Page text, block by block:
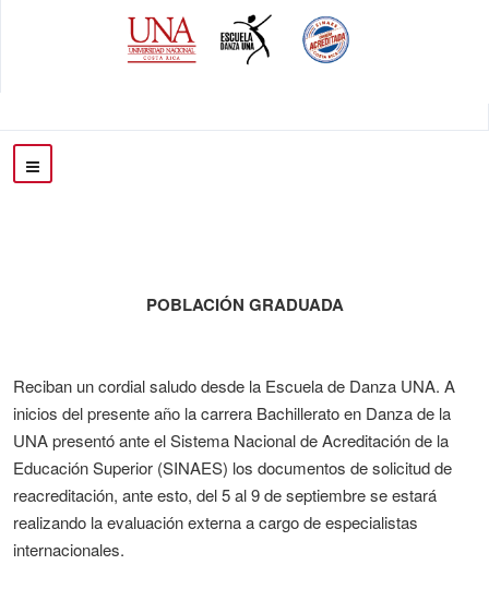
POBLACIÓN GRADUADA
Reciban un cordial saludo desde la Escuela de Danza UNA. A
inicios del presente año la carrera Bachillerato en Danza de la
UNA presentó ante el Sistema Nacional de Acreditación de la
Educación Superior (SINAES) los documentos de solicitud de
reacreditación, ante esto, del 5 al 9 de septiembre se estará
realizando la evaluación externa a cargo de especialistas
internacionales.